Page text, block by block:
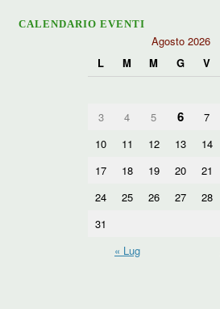
CALENDARIO EVENTI
Agosto 2026
L
M M G V
3
4 5 6 7
10
11 12 13 14
17
18 19 20 21
24
25 26 27 28
31
« Lug